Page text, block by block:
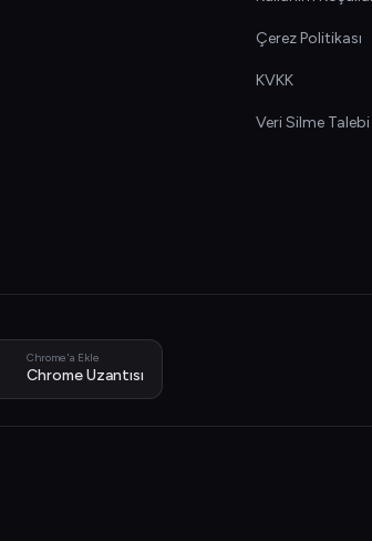
Çerez Politikası
KVKK
Veri Silme Talebi
Chrome'a Ekle
Chrome Uzantısı